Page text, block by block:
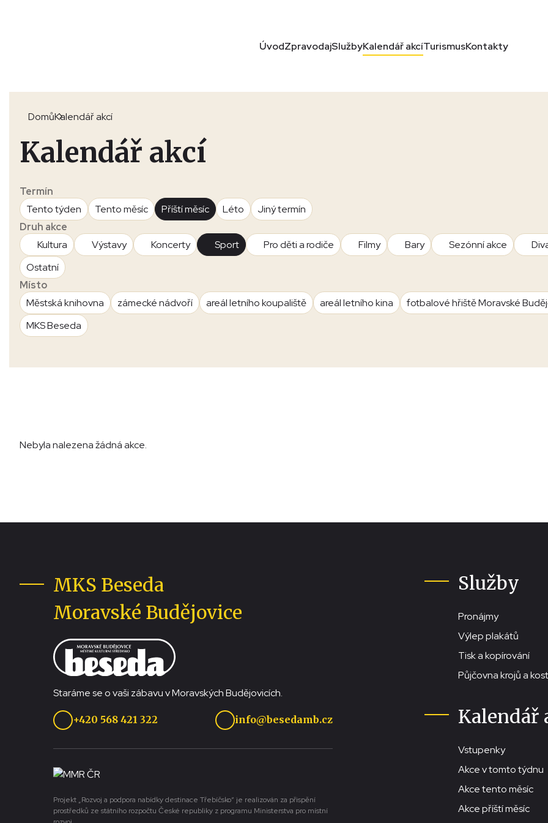
ÚvodZpravodajSlužbyKalendář akcíTurismusKontakty
DomůKalendář akcí
Kalendář akcí
Termín
Tento týden
Tento měsíc Příští měsíc Léto
Jiný termín
Druh akce
Kultura
Výstavy Koncerty Sport Pro děti a rodiče Filmy Bary Sezónní akce
Ostatní
Místo
Městská knihovna
zámecké nádvoří areál letního koupaliště areál letního kina
fotbalové hřiště Moravské
MKS Beseda
Nebyla nalezena žádná akce.
MKS Beseda
Moravské Budějovice
Staráme se o vaši zábavu v Moravských Budějovicích.
+420 568 421 322 info@besedamb.cz
Projekt „Rozvoj a podpora nabídky destinace Třebíčsko“ je realizován za přispění
prostředků ze státního rozpočtu České republiky z programu Ministerstva pro místní
Služby
Pronájmy
Výlep plakátů
Tisk a kopírování
Půjčovna krojů a
Kalendář
Vstupenky
Akce v tomto týdnu
Akce tento měsíc
Akce příští měsíc